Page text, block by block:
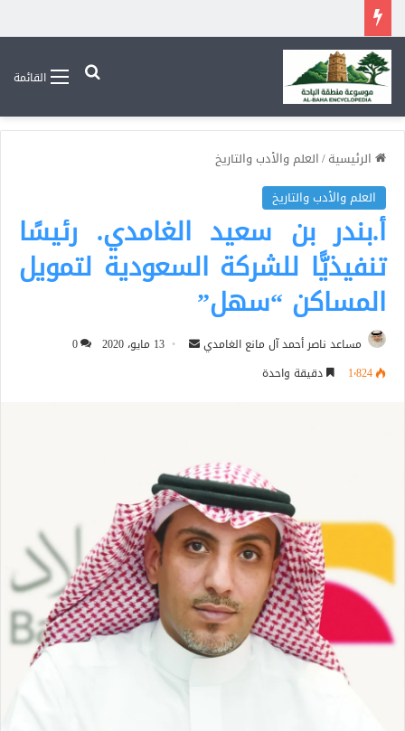
القائمةبحث عن
الرئيسية/العلم والأدب والتاريخ
العلم والأدب والتاريخ
أ.بندر بن سعيد الغامدي. رئيسًا
تنفيذيًّا للشركة السعودية لتمويل
المساكن “سهل”
مساعد ناصر أحمد آل مانع الغامدي
أرسل 13 مايو، 2020
0
1٬824
دقيقة واحدة